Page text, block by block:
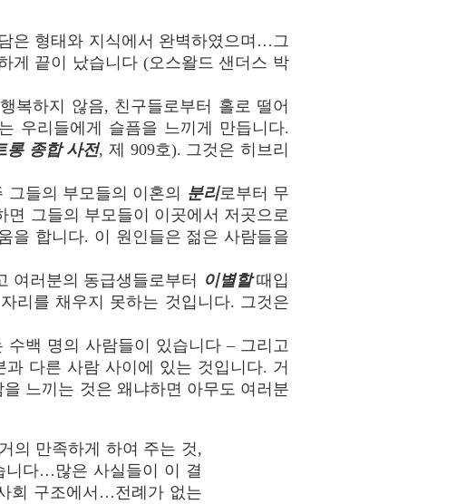
은 형태와 지식에서 완벽하였으며…그
게 끝이 났습니다 (오스왈드 샌더스 박
복하지 않음, 친구들로부터 홀로 떨어
우리들에게 슬픔을 느끼게 만듭니다.
롱 종합 사전, 제 909호). 그것은 히브리
들의 부모들의 이혼의
분리로부터 무
그들의 부모들이 이곳에서 저곳으로
을 합니다. 이 원인들은 젊은 사람들을
여러분의 동급생들로부터
이별할때입
리를 채우지 못하는 것입니다. 그것은
백 명의 사람들이 있습니다 – 그리고
다른 사람 사이에 있는 것입니다. 거
느끼는 것은 왜냐하면 아무도 여러분
의 만족하게 하여 주는 것,
니다…많은 사실들이 이 결
회 구조에서…전례가 없는